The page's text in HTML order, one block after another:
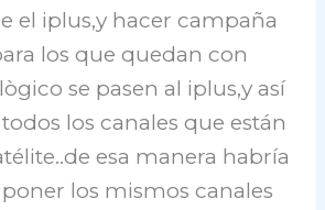
el iplus,y hacer campaña
los que quedan con
se pasen al iplus,y así
los canales que están
esa manera habría
los mismos canales